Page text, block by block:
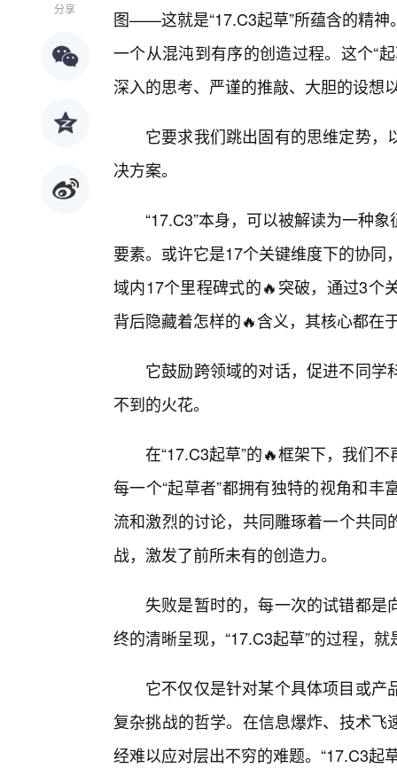
分享
图——这就是“17.C3起草”所蕴含的精
一个从混沌到有序的创造过程。这个“
深入的思考、严谨的推敲、大胆的设想
它要求我们跳出固有的思维定势
决方案。
“17.C3”本身，可以被解读为一种
要素。或许它是17个关键维度下的协
域内17个里程碑式的🔥突破，通过3个
背后隐藏着怎样的🔥含义，其核心都在
它鼓励跨领域的对话，促进不同
不到的火花。
在“17.C3起草”的🔥框架下，我们
每一个“起草者”都拥有独特的视角和
流和激烈的讨论，共同雕琢着一个共
战，激发了前所未有的创造力。
失败是暂时的，每一次的试错都
终的清晰呈现，“17.C3起草”的过程，
它不仅仅是针对某个具体项目或
复杂挑战的哲学。在信息爆炸、技术
经难以应对层出不穷的难题。“17.C3起